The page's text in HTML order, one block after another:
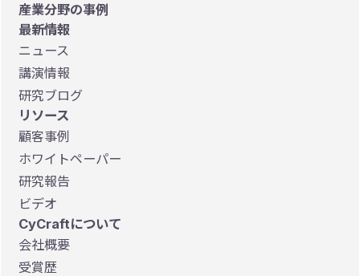
産業分野の事例
最新情報
ニュース
講演情報
研究ブログ
リソース
顧客事例
ホワイトペーパー
研究報告
ビデオ
CyCraftについて
会社概要
受賞歴